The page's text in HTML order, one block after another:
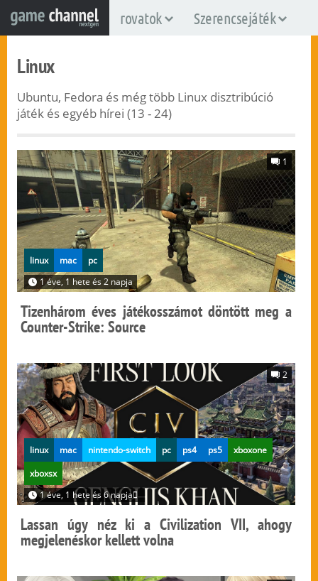
rovatok Szerencsejáték
Linux
Ubuntu, Fedora és még több Linux disztribúció
játék és egyéb hírei (13 - 24)
1
linux mac
pc
1 éve, 1 hete és 2 napja
Tizenhárom éves játékosszámot döntött meg a
Counter-Strike: Source
2
linux mac nintendo-switch pc ps4 ps5
xboxone
xboxsx
1 éve, 1 hete és 6 napja
Lassan úgy néz ki a Civilization VII, ahogy
megjelenéskor kellett volna